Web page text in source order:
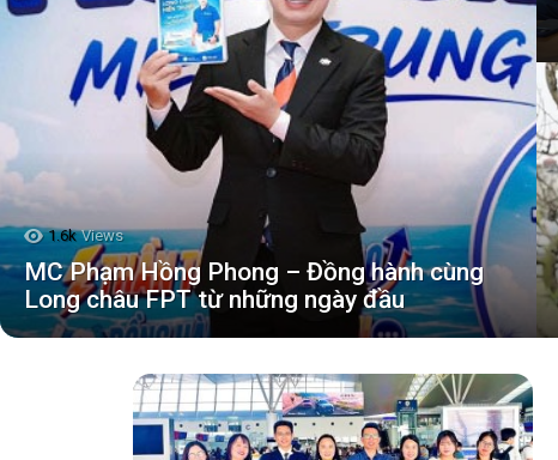
1.6k Views
MC Phạm Hồng Phong – Đồng hành cùng
Long châu FPT từ những ngày đầu
TIN
MỚI